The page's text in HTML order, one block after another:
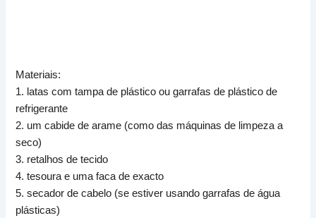
Materiais:
1. latas com tampa de plástico ou garrafas de plástico de
refrigerante
2. um cabide de arame (como das máquinas de limpeza a
seco)
3. retalhos de tecido
4. tesoura e uma faca de exacto
5. secador de cabelo (se estiver usando garrafas de água
plásticas)